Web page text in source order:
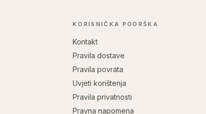
KORISNIČKA PODRŠKA
Kontakt
Pravila dostave
Pravila povrata
Uvjeti korištenja
Pravila privatnosti
Pravna napomena